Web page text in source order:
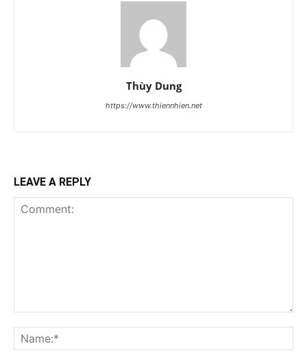
Thùy Dung
https://www.thiennhien.net
LEAVE A REPLY